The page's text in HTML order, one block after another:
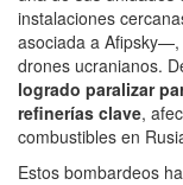
instalaciones
asociada a Afipsky—,
drones ucranianos.
logrado paralizar
refinerías clave,
combustibles en
Estos bombardeos